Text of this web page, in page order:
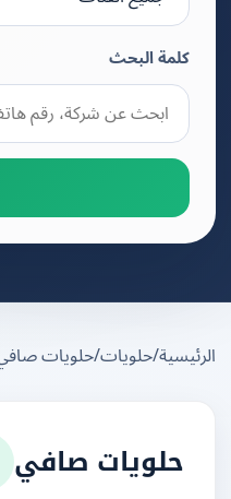
كلمة البحث
/حلويات/حلويات صافي
حلويات صافي